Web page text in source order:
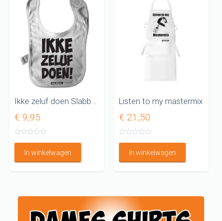
Ikke zeluf doen Slabbetjes
€ 9,95
In winkelwagen
Listen to my mastermix
€ 21,50
In winkelwagen